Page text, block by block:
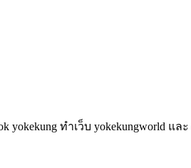
ทำเว็บ yokekungworld และ